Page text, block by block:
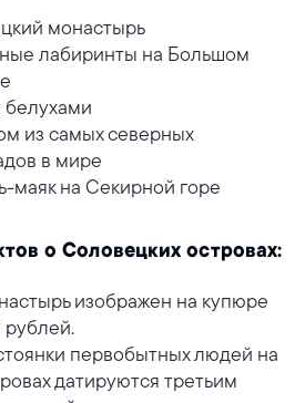
монастырь
лабиринты на Большом
белухами
из самых северных
в мире
маяк на Секирной горе
о Соловецких островах:
изображен на купюре
первобытных людей на
датируются третьим